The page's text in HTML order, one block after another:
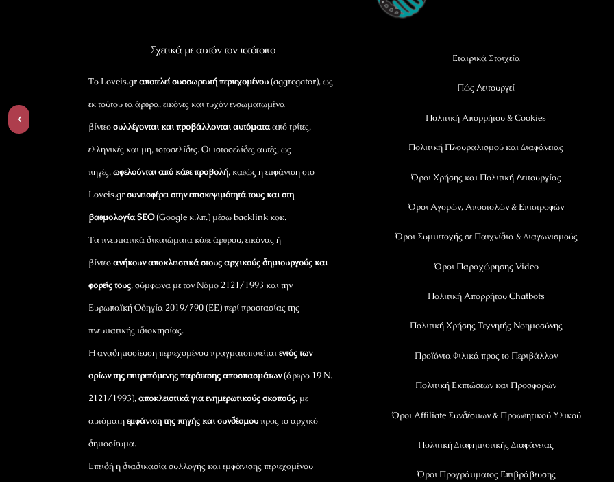
Σχετικά με αυτόν τον ιστότοπο
Το Loveis.grαποτελεί συσσωρευτή περιεχομένου(aggregator), ως
εκ τούτου τα άρθρα, εικόνες και τυχόν ενσωματωμένα
βίντεοσυλλέγονται και προβάλλονται αυτόματααπό τρίτες,
ελληνικές και μη, ιστοσελίδες. Οι ιστοσελίδες αυτές, ως
πηγές,ωφελούνται από κάθε προβολή, καθώς η εμφάνιση στο
Loveis.grσυνεισφέρει στην επισκεψιμότητά τους και στη
βαθμολογία SEO(Google κ.λπ.) μέσω backlink κοκ.
Τα πνευματικά δικαιώματα κάθε άρθρου, εικόνας ή
βίντεοανήκουν αποκλειστικά στους αρχικούς δημιουργούς και
φορείς τους, σύμφωνα με τον Νόμο 2121/1993 και την
Ευρωπαϊκή Οδηγία 2019/790 (ΕΕ) περί προστασίας της
πνευματικής ιδιοκτησίας.
Η αναδημοσίευση περιεχομένου πραγματοποιείταιεντός των
ορίων της επιτρεπόμενης παράθεσης αποσπασμάτων(άρθρο 19 Ν.
2121/1993),αποκλειστικά για ενημερωτικούς σκοπούς, με
αυτόματηεμφάνιση της πηγής και συνδέσμουπρος το αρχικό
δημοσίευμα.
Επειδή η διαδικασία συλλογής και εμφάνισης περιεχομένου
Εταιρικά Στοιχεία
Πώς Λειτουργεί
Πολιτική Απορρήτου & Cookies
Πολιτική Πλουραλισμού και Διαφάνειας
Όροι Χρήσης και Πολιτική Λειτουργίας
Όροι Αγορών, Αποστολών & Επιστροφών
Όροι Συμμετοχής σε Παιχνίδια & Διαγωνισμούς
Όροι Παραχώρησης Video
Πολιτική Απορρήτου Chatbots
Πολιτική Χρήσης Τεχνητής Νοημοσύνης
Προϊόντα Φιλικά προς το Περιβάλλον
Πολιτική Εκπτώσεων και Προσφορών
Όροι Affiliate Συνδέσμων & Προωθητικού Υλικού
Πολιτική Διαφημιστικής Διαφάνειας
Όροι Προγράμματος Επιβράβευσης
‹